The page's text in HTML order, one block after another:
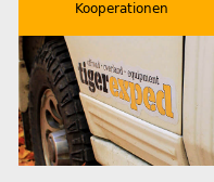
Kooperationen